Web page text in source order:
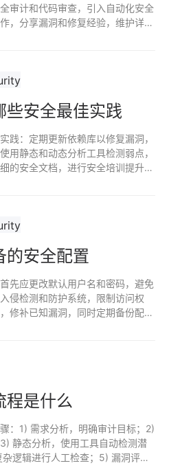
审计和代码审查，引入自动化安全
，分享漏洞和修复经验，维护详尽
些安全最佳实践
践：定期更新依赖库以修复漏洞，
用静态和动态分析工具检测弱点，
的安全文档，进行安全培训提升开
的安全配置
先应更改默认用户名和密码，避免
侵检测和防护系统，限制访问权
修补已知漏洞，同时定期备份配置
程是什么
：1) 需求分析，明确审计目标；2)
静态分析，使用工具自动检测潜
逻辑进行人工检查；5) 漏洞评